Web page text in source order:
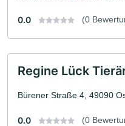
0.0 (0
Regine Lück
Bürener Straße 4, 49090
0.0 (0